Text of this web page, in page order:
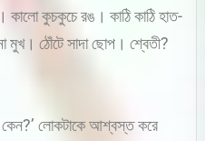
কালো কুচকুচে রঙ। কাঠি কাঠি হাত-
মুখ। ঠোঁটে সাদা ছোপ। শ্বেতী?
লোকটাকে আশ্বস্ত করে